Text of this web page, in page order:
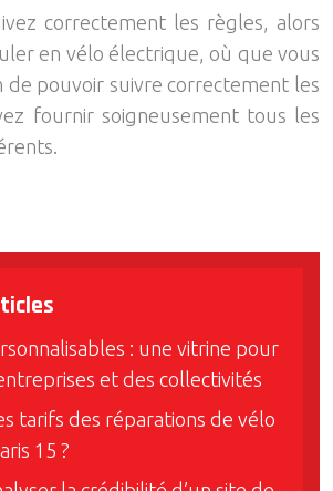
correctement les règles, alors
en vélo électrique, où que vous
de pouvoir suivre correctement les
fournir soigneusement tous les
: une vitrine pour
et des collectivités
tarifs des réparations de vélo
15 ?